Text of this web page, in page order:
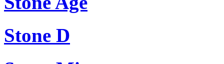
Stone D